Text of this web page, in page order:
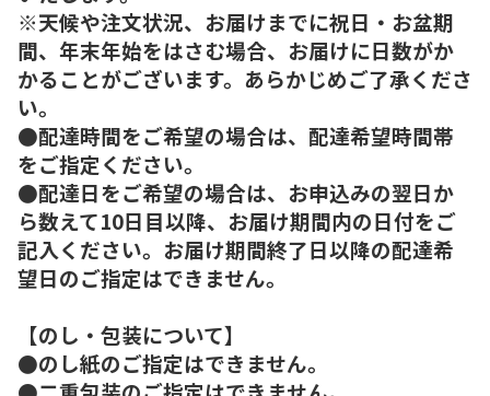
※天候や注文状況、お届けまでに祝日・お盆期
間、年末年始をはさむ場合、お届けに日数がか
かることがございます。あらかじめご了承くださ
い。
●配達時間をご希望の場合は、配達希望時間帯
をご指定ください。
●配達日をご希望の場合は、お申込みの翌日か
ら数えて10日目以降、お届け期間内の日付をご
記入ください。お届け期間終了日以降の配達希
望日のご指定はできません。
【のし・包装について】
●のし紙のご指定はできません。